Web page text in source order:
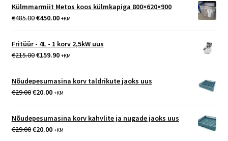
Külmmarmiit Metos koos külmkapiga 800×620×900
€485.00Algne
oli:
€485.00.
€450.00Praegune
€450.00.
+KM
Fritüür - 4L - 1 korv 2,5kW uus
€215.00Algne
€215.00.
€159.90Praegune
on:
+KM
Nõudepesumasina korv taldrikute jaoks uus
€29.00Algne
€29.00.
€20.00Praegune
€20.00.
+KM
Nõudepesumasina korv kahvlite ja nugade jaoks uus
€29.00Algne
€20.00Praegune
+KM